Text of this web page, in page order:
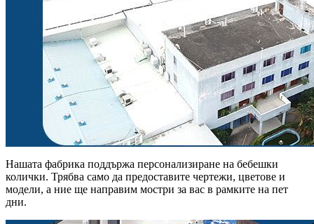
Нашата фабрика поддържа персонализиране на бебешки
колички. Трябва само да предоставите чертежи, цветове и
модели, а ние ще направим мостри за вас в рамките на пет
дни.